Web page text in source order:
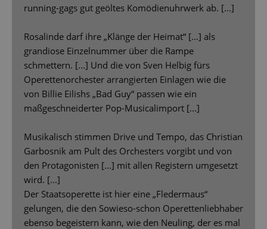
running-gags gut geöltes Komödienuhrwerk ab. [...]
Rosalinde darf ihre „Klänge der Heimat“ [...] als
grandiose Einzelnummer über die Rampe
schmettern. [...] Und die von Sven Helbig fürs
Operettenorchester arrangierten Einlagen wie die
von Billie Eilishs „Bad Guy“ passen wie ein
maßgeschneiderter Pop-Musicalimport [...]
Musikalisch stimmen Drive und Tempo, das Christian
Garbosnik am Pult des Orchesters vorgibt und von
den Protagonisten [...] mit allen Registern umgesetzt
wird. [...]
Der Staatsoperette ist hier eine „Fledermaus“
gelungen, die den Sowieso-schon Operettenliebhaber
ebenso begeistern kann, wie den Neuling, der es mal